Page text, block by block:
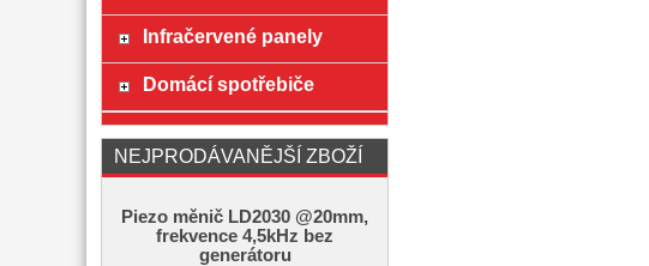
Infračervené panely
Domácí spotřebiče
NEJPRODÁVANĚJŠÍ ZBOŽÍ
Piezo měnič LD2030 @20mm,
frekvence 4,5kHz bez
generátoru